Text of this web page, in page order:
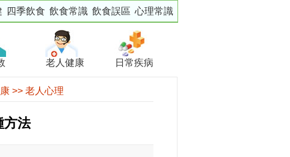
四季飲食 飲食常識 飲食誤區 心理常識
老人健康 日常疾病
>> 老人心理
方法